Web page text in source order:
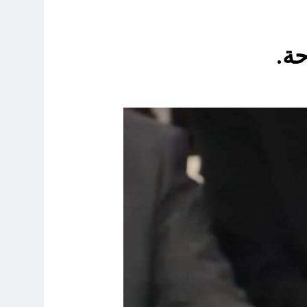
هو المقصود في هذه التحركات؟
10 ساعات Ago
10 ساعات Ago